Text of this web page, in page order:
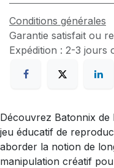
Conditions générales
Garantie satisfait ou
Expédition : 2-3 jours
Découvrez Batonnix
jeu éducatif de
aborder la notion de
manipulation créatif